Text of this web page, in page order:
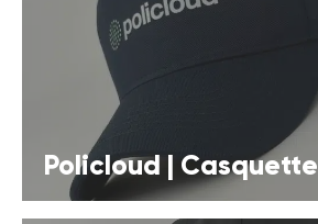
Policloud | Casquette